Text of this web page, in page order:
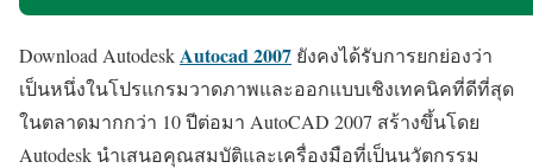
Download AutodeskAutocad 2007 ยังคงได้รับการยกย่องว่า
เป็นหนึ่งในโปรแกรมวาดภาพและออกแบบเชิงเทคนิคที่ดีที่สุด
ในตลาดมากกว่า 10 ปีต่อมา AutoCAD 2007 สร้างขึ้นโดย
Autodesk นำเสนอคุณสมบัติและเครื่องมือที่เป็นนวัตกรรม